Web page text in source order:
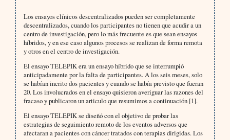
Los ensayos clínicos descentralizados pueden ser completamente
descentralizados, cuando los participantes no tienen que acudir a un
centro de investigación, pero lo más frecuente es que sean ensayos
híbridos, y en ese caso algunos procesos se realizan de forma remota
y otros en el centro de investigación.
El ensayo TELEPIK era un ensayo híbrido que se interrumpió
anticipadamente por la falta de participantes. A los seis meses, solo
se habían incrito dos pacientes y cuando se había previsto que fueran
20. Los involucrados en el ensayo quisieron averiguar las razones del
fracaso y publicaron un articulo que resumimos a continuación [1].
El ensayo TELEPIK se diseñó con el objetivo de probar las
estrategias de seguimiento remoto de los eventos adversos que
afectaran a pacientes con cáncer tratados con terapias dirigidas. Los